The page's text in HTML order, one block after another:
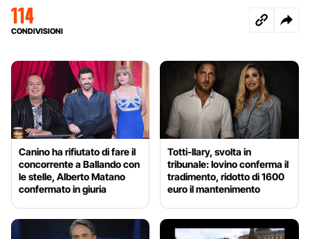
114
CONDIVISIONI
Canino ha rifiutato di fare il
concorrente a Ballando con
le stelle, Alberto Matano
confermato in giuria
Totti-Ilary, svolta in
tribunale: Iovino conferma il
tradimento, ridotto di 1600
euro il mantenimento